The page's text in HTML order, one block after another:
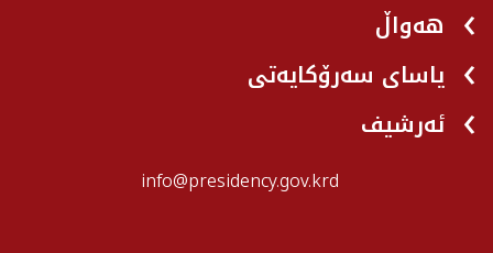
هه‌واڵ
یاسای سەرۆکایەتی
ئەرشیف
info@presidency.gov.krd